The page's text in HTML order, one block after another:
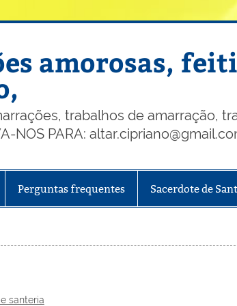
amorosas,
trabalhos de amarração,
NOS PARA:
Perguntas frequentes Sacerdote de
santeria